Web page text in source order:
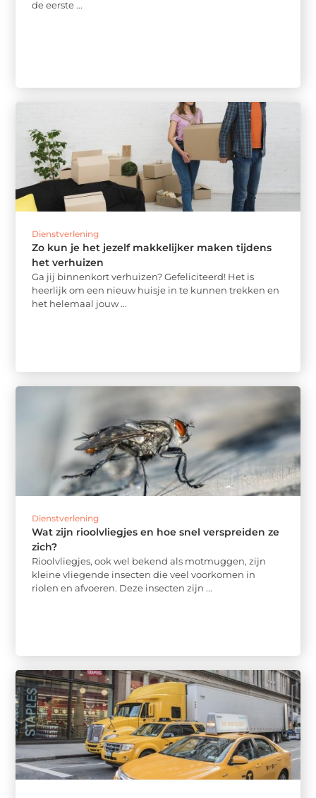
de eerste ...
Dienstverlening
Zo kun je het jezelf makkelijker maken tijdens
het verhuizen
Ga jij binnenkort verhuizen? Gefeliciteerd! Het is
heerlijk om een nieuw huisje in te kunnen trekken en
het helemaal jouw ...
Dienstverlening
Wat zijn rioolvliegjes en hoe snel verspreiden ze
zich?
Rioolvliegjes, ook wel bekend als motmuggen, zijn
kleine vliegende insecten die veel voorkomen in
riolen en afvoeren. Deze insecten zijn ...